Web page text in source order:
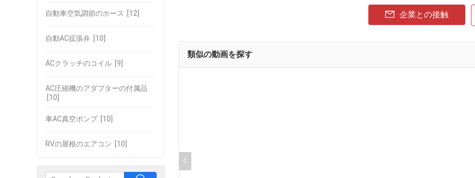
自動車空気調節のホース [12]
自動AC拡張弁 [10]
ACクラッチのコイル [9]
AC圧縮機のアダプターの付属品
[10]
車AC真空ポンプ[10]
RVの屋根のエアコン [10]
企業との接触
類似の動画を探す